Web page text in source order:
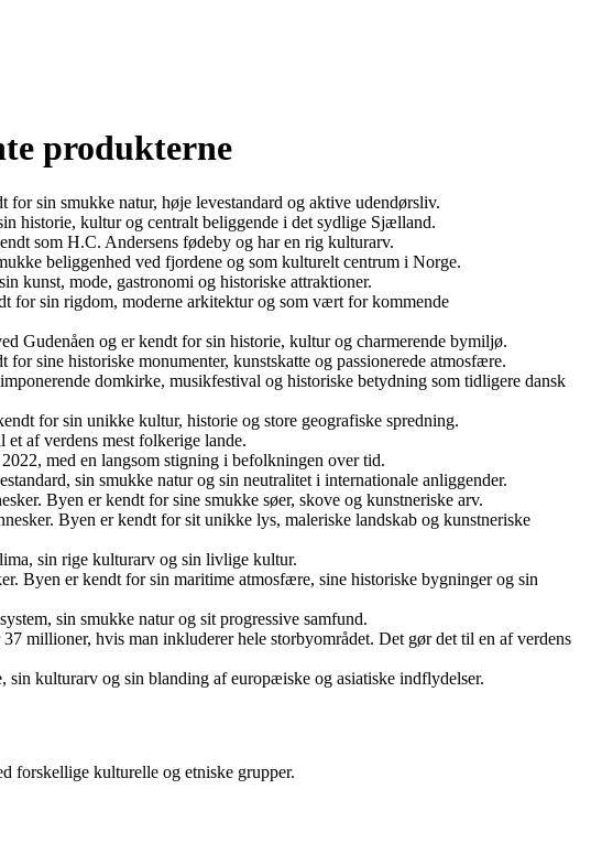
produkterne
sin smukke natur, høje levestandard og aktive udendørsliv.
historie, kultur og centralt beliggende i det sydlige Sjælland.
som H.C. Andersens fødeby og har en rig kulturarv.
beliggenhed ved fjordene og som kulturelt centrum i Norge.
kunst, mode, gastronomi og historiske attraktioner.
for sin rigdom, moderne arkitektur og som vært for kommende
Gudenåen og er kendt for sin historie, kultur og charmerende bymiljø.
sine historiske monumenter, kunstskatte og passionerede atmosfære.
domkirke, musikfestival og historiske betydning som tidligere dansk
for sin unikke kultur, historie og store geografiske spredning.
af verdens mest folkerige lande.
med en langsom stigning i befolkningen over tid.
sin smukke natur og sin neutralitet i internationale anliggender.
Byen er kendt for sine smukke søer, skove og kunstneriske arv.
Byen er kendt for sit unikke lys, maleriske landskab og kunstneriske
sin rige kulturarv og sin livlige kultur.
Byen er kendt for sin maritime atmosfære, sine historiske bygninger og sin
sin smukke natur og sit progressive samfund.
millioner, hvis man inkluderer hele storbyområdet. Det gør det til en af verdens
kulturarv og sin blanding af europæiske og asiatiske indflydelser.
forskellige kulturelle og etniske grupper.